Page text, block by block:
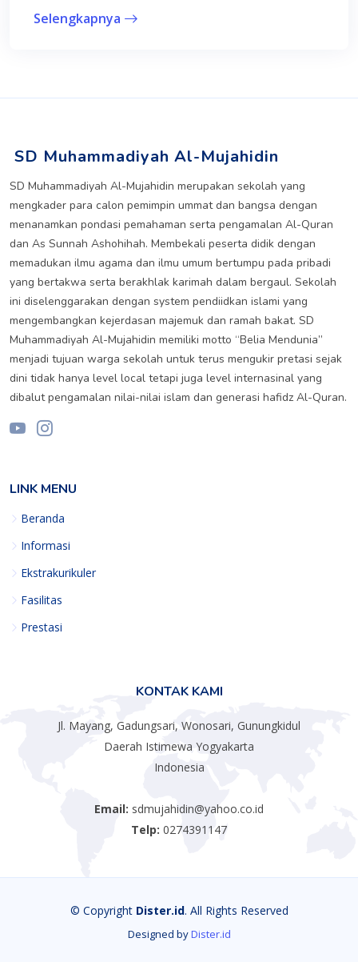
Selengkapnya
SD Muhammadiyah Al-Mujahidin
SD Muhammadiyah Al-Mujahidin merupakan sekolah yang
mengkader para calon pemimpin ummat dan bangsa dengan
menanamkan pondasi pemahaman serta pengamalan Al-Quran
dan As Sunnah Ashohihah. Membekali peserta didik dengan
memadukan ilmu agama dan ilmu umum bertumpu pada pribadi
yang bertakwa serta berakhlak karimah dalam bergaul. Sekolah
ini diselenggarakan dengan system pendiidkan islami yang
mengembangkan kejerdasan majemuk dan ramah bakat. SD
Muhammadiyah Al-Mujahidin memiliki motto “Belia Mendunia”
menjadi tujuan warga sekolah untuk terus mengukir pretasi sejak
dini tidak hanya level local tetapi juga level internasinal yang
dibalut pengamalan nilai-nilai islam dan generasi hafidz Al-Quran.
LINK MENU
Beranda
Informasi
Ekstrakurikuler
Fasilitas
Prestasi
KONTAK KAMI
Jl. Mayang, Gadungsari, Wonosari, Gunungkidul
Daerah Istimewa Yogyakarta
Indonesia
Email: sdmujahidin@yahoo.co.id
Telp: 0274391147
© Copyright Dister.id. All Rights Reserved
Designed byDister.id